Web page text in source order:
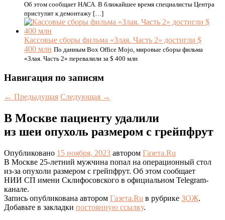
Об этом сообщает НАСА. В ближайшее время специалисты Центра
приступят к демонтажу […]
Кассовые сборы фильма «Злая. Часть 2» достигли $
400 млн По данным Box Office Mojo, мировые сборы фильма
«Злая. Часть 2» перевалили за $ 400 млн
Навигация по записям
← Предыдущая Следующая →
В Москве пациенту удалили
из шеи опухоль размером с грейпфрут
Опубликовано 15 ноября, 2023 автором Газета.Ru
В Москве 25-летний мужчина попал на операционный стол
из-за опухоли размером с грейпфрут. Об этом сообщает
НИИ СП имени Склифосовского в официальном Telegram-
канале.
Запись опубликована автором Газета.Ru в рубрике ЗОЖ.
Добавьте в закладки постоянную ссылку.